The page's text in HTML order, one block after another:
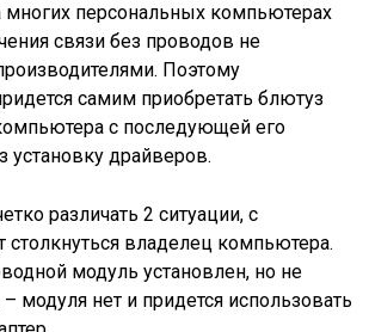
персональных компьютерах
связи без проводов не
Поэтому
самим приобретать блютуз
с последующей его
установку драйверов.
различать 2 ситуации, с
владелец компьютера.
модуль установлен, но не
– модуля нет и придется использовать